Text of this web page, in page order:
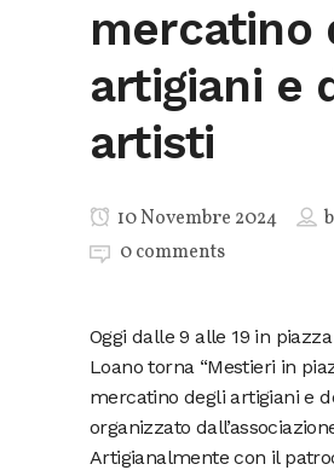
mercatino
artigiani e
artisti
10 Novembre 2024
0 comments
Oggi dalle 9 alle 19 in
Loano torna “Mestieri in
mercatino degli artigiani e
organizzato
Artigianalmente con il